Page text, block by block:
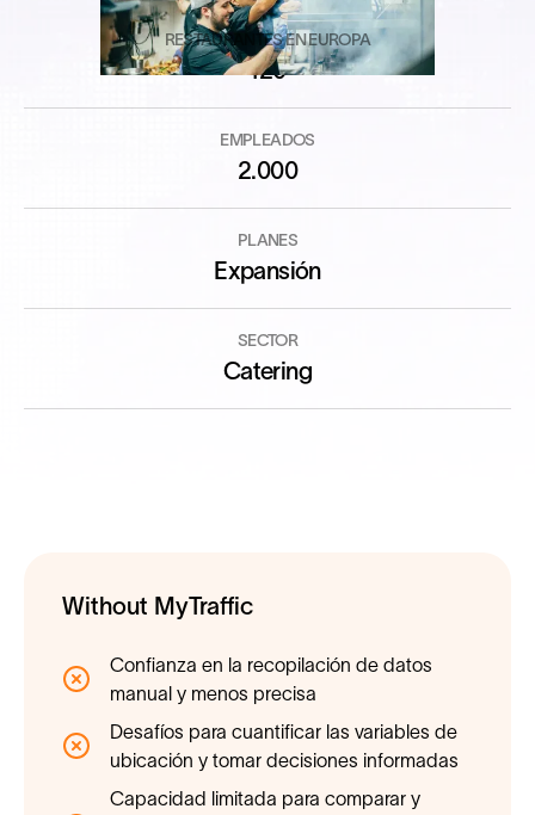
RESTAURANTES EN EUROPA
120
EMPLEADOS
2.000
PLANES
Expansión
SECTOR
Catering
Without MyTraffic
Confianza en la recopilación de datos
manual y menos precisa
Desafíos para cuantificar las variables de
ubicación y tomar decisiones informadas
Capacidad limitada para comparar y